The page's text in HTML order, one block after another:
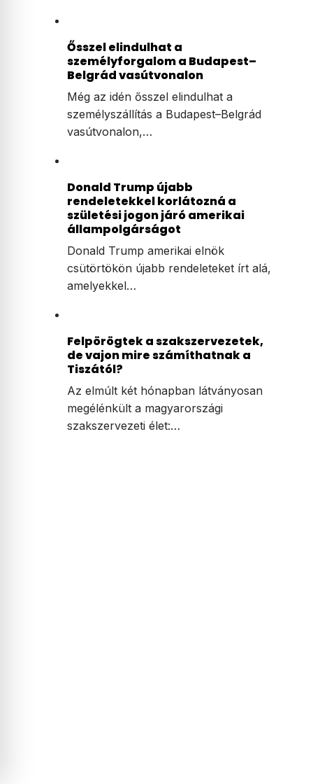
Ősszel elindulhat a
személyforgalom a Budapest–
Belgrád vasútvonalon
Még az idén ősszel elindulhat a
személyszállítás a Budapest–Belgrád
vasútvonalon,…
Donald Trump újabb
rendeletekkel korlátozná a
születési jogon járó amerikai
állampolgárságot
Donald Trump amerikai elnök
csütörtökön újabb rendeleteket írt alá,
amelyekkel…
Felpörögtek a szakszervezetek,
de vajon mire számíthatnak a
Tiszától?
Az elmúlt két hónapban látványosan
megélénkült a magyarországi
szakszervezeti élet:…